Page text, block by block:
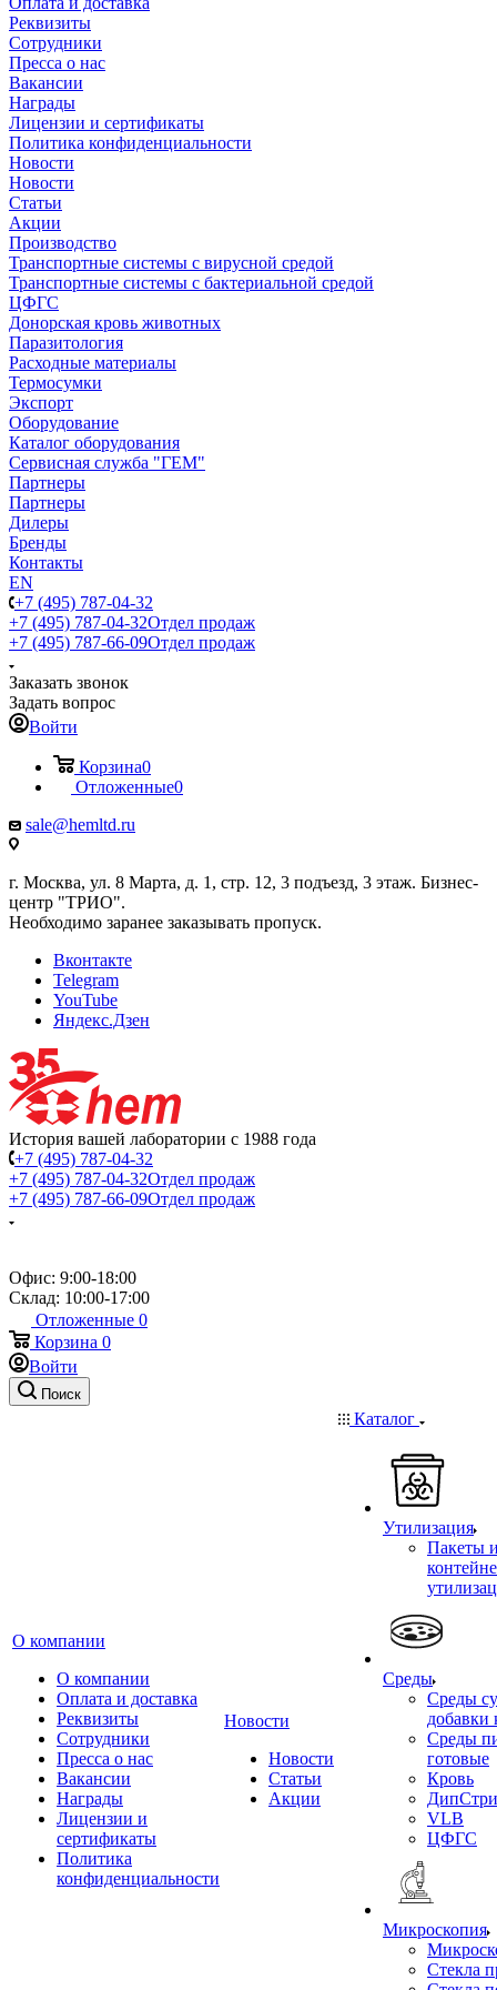
Реквизиты
Сотрудники
Пресса о нас
Вакансии
Награды
Лицензии и сертификаты
Политика конфиденциальности
Новости
Новости
Статьи
Акции
Производство
Транспортные системы с вирусной средой
Транспортные системы с бактериальной средой
ЦФГС
Донорская кровь животных
Паразитология
Расходные материалы
Термосумки
Экспорт
Оборудование
Каталог оборудования
Сервисная служба "ГЕМ"
Партнеры
Партнеры
Дилеры
Бренды
Контакты
EN
+7 (495) 787-04-32
+7 (495) 787-04-32Отдел продаж
+7 (495) 787-66-09Отдел продаж
Заказать звонок
Задать вопрос
Войти
Корзина0
Отложенные0
sale@hemltd.ru
г. Москва, ул. 8 Марта, д. 1, стр. 12, 3 подъезд, 3 этаж. Бизнес-
центр "ТРИО".
Необходимо заранее заказывать пропуск.
Вконтакте
Telegram
YouTube
Яндекс.Дзен
История вашей лаборатории с 1988 года
+7 (495) 787-04-32
+7 (495) 787-04-32Отдел продаж
+7 (495) 787-66-09Отдел продаж
Офис: 9:00-18:00
Склад: 10:00-17:00
Отложенные 0
Корзина 0
Войти
Поиск
О компании
О компании
Оплата и доставка
Реквизиты
Сотрудники
Пресса о нас
Вакансии
Награды
Лицензии и
сертификаты
Политика
конфиденциальности
Новости
Новости
Статьи
Акции
Каталог
Утилизация
Пакеты
Среды
Среды
добавки
Среды
готовые
Кровь
VLB
ЦФГС
Микроскопия
Стекла